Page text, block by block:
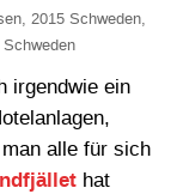
2015 Schweden
Schweden
irgendwie ein
alle für sich
hat